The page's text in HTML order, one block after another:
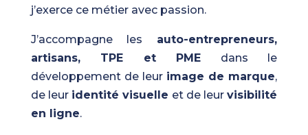
j’exerce ce métier avec passion.
J’accompagne les auto-entrepreneurs,
artisans, TPE et PME dans le
développement de leur image de marque,
de leur identité visuelle et de leurvisibilité
en ligne.